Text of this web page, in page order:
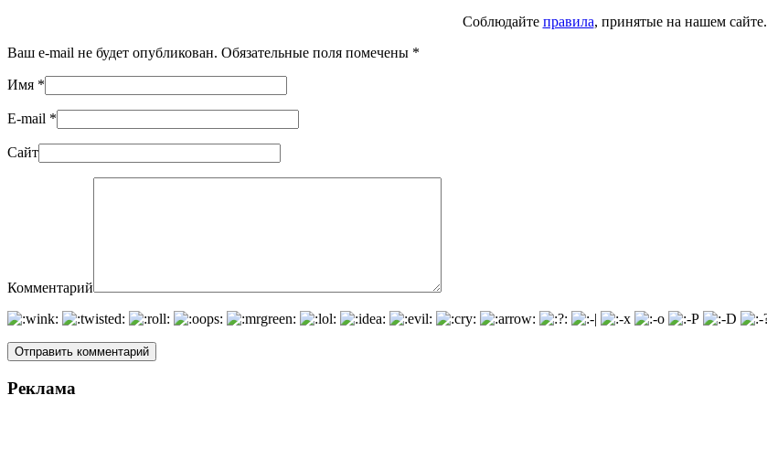
Соблюдайте правила, принятые на нашем сайте.
Ваш e-mail не будет опубликован. Обязательные поля помечены *
Имя *
E-mail *
Сайт
Комментарий
Реклама